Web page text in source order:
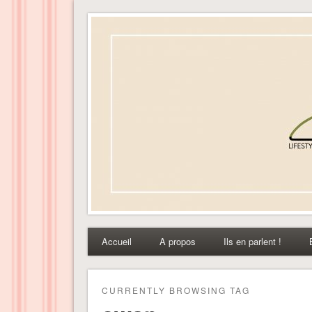
Dress-ing – Blog
Accueil A propos Ils en parlent !
CURRENTLY BROWSING TAG